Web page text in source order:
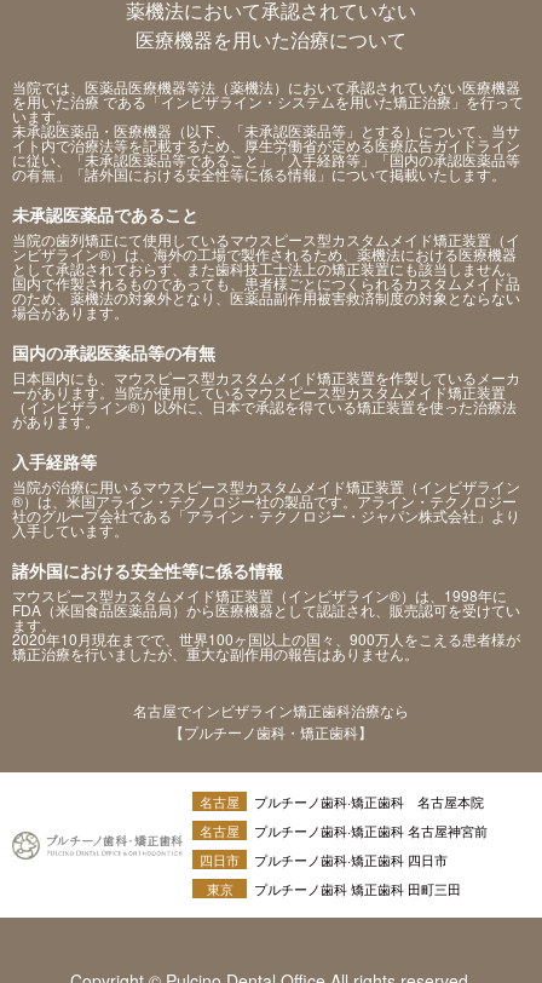
薬機法において承認されていない
医療機器を用いた治療について
当院では、医薬品医療機器等法（薬機法）において承認されていない医療機器
を用いた治療 である「インビザライン・システムを用いた矯正治療」を行って
います。
未承認医薬品・医療機器（以下、「未承認医薬品等」とする）について、当サ
イト内で治療法等を記載するため、厚生労働省が定める医療広告ガイドライン
に従い、「未承認医薬品等であること」「入手経路等」「国内の承認医薬品等
の有無」「諸外国における安全性等に係る情報」について掲載いたします。
未承認医薬品であること
当院の歯列矯正にて使用しているマウスピース型カスタムメイド矯正装置（イ
ンビザライン®）は、海外の工場で製作されるため、薬機法における医療機器
として承認されておらず、また歯科技工士法上の矯正装置にも該当しません。
国内で作製されるものであっても、患者様ごとにつくられるカスタムメイド品
のため、薬機法の対象外となり、医薬品副作用被害救済制度の対象とならない
場合があります。
国内の承認医薬品等の有無
日本国内にも、マウスピース型カスタムメイド矯正装置を作製しているメーカ
ーがあります。当院が使用しているマウスピース型カスタムメイド矯正装置
（インビザライン®）以外に、日本で承認を得ている矯正装置を使った治療法
があります。
入手経路等
当院が治療に用いるマウスピース型カスタムメイド矯正装置（インビザライン
®）は、米国アライン・テクノロジー社の製品です。アライン・テクノロジー
社のグループ会社である「アライン・テクノロジー・ジャパン株式会社」より
入手しています。
諸外国における安全性等に係る情報
マウスピース型カスタムメイド矯正装置（インビザライン®）は、1998年に
FDA（米国食品医薬品局）から医療機器として認証され、販売認可を受けてい
ます。
2020年10月現在までで、世界100ヶ国以上の国々、900万人をこえる患者様が
矯正治療を行いましたが、重大な副作用の報告はありません。
名古屋でインビザライン矯正歯科治療なら
【プルチーノ歯科・矯正歯科】
名古屋
プルチーノ歯科·矯正歯科 名古屋本院
名古屋
プルチーノ歯科·矯正歯科 名古屋神宮前
四日市
プルチーノ歯科·矯正歯科 四日市
東京
プルチーノ歯科 矯正歯科 田町三田